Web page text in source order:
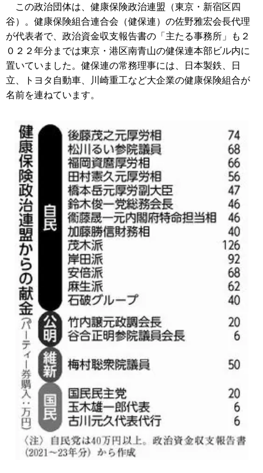
この政治団体は、健康保険政治連盟（東京・新宿区四
谷）。健康保険組合連合会（健保連）の佐野雅宏会長代理
が代表者で、政治資金収支報告書の「主たる事務所」も２
０２２年分までは東京・港区南青山の健保連本部ビル内に
置いていました。健保連の常務理事には、日本製鉄、日
立、トヨタ自動車、川崎重工など大企業の健康保険組合が
名前を連ねています。